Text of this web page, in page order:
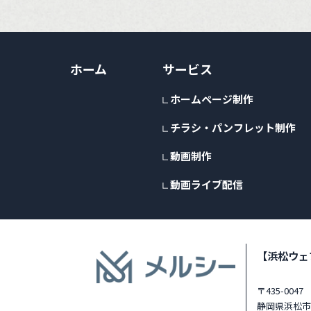
ホーム サービス
ホームページ制作
チラシ・パンフレット制作
動画制作
動画ライブ配信
【浜松ウ
〒435-0047
静岡県浜松